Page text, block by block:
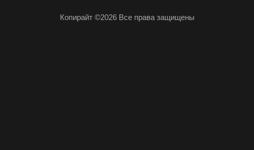
Копирайт ©2026 Все права защищены